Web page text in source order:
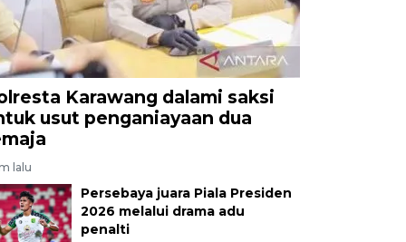
Karawang dalami saksi
usut penganiayaan dua
lalu
Persebaya juara Piala Presiden
2026 melalui drama adu
penalti